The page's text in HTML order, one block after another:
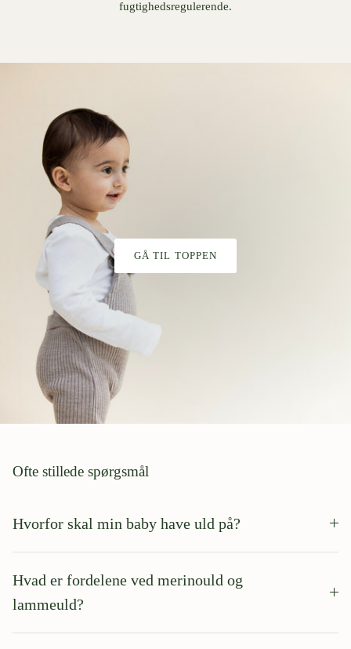
fugtighedsregulerende.
GÅ TIL TOPPEN
Ofte stillede spørgsmål
Hvorfor skal min baby have uld på?
Hvad er fordelene ved merinould og
lammeuld?